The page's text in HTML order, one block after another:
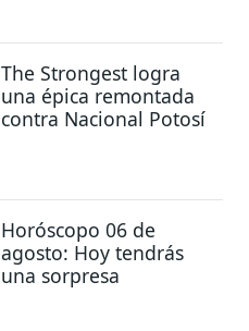
The Strongest logra
una épica remontada
contra Nacional Potosí
Horóscopo 06 de
agosto: Hoy tendrás
una sorpresa